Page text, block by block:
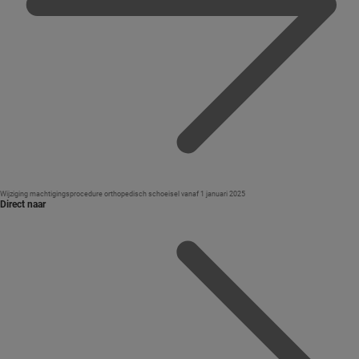
Wijziging machtigingsprocedure orthopedisch schoeisel vanaf 1 januari 2025
Direct naar